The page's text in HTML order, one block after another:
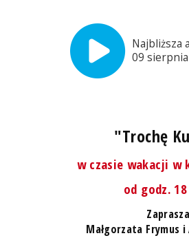
Najbliższa
09
"Trochę
w czasie wakacji w
od godz.
Małgorzata Frymus